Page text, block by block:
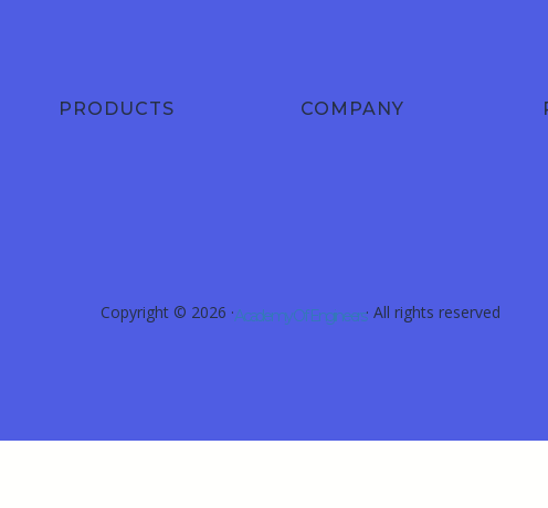
PRODUCTS COMPANY
Copyright © 2026 ·Academy Of Engineers· All rights reserved